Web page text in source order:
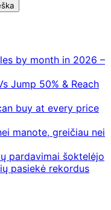
by month in 2026 –
Jump 50% & Reach
buy at every price
manote, greičiau nei
pardavimai šoktelėjo
pasiekė rekordus